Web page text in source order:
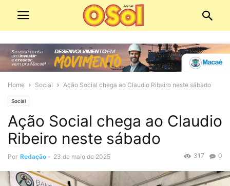
Home Social Ação Social chega ao Claudio Ribeiro neste sábado
Social
Ação Social chega ao Claudio
Ribeiro neste sábado
Por Redação - 23 de maio de 2025 0
317